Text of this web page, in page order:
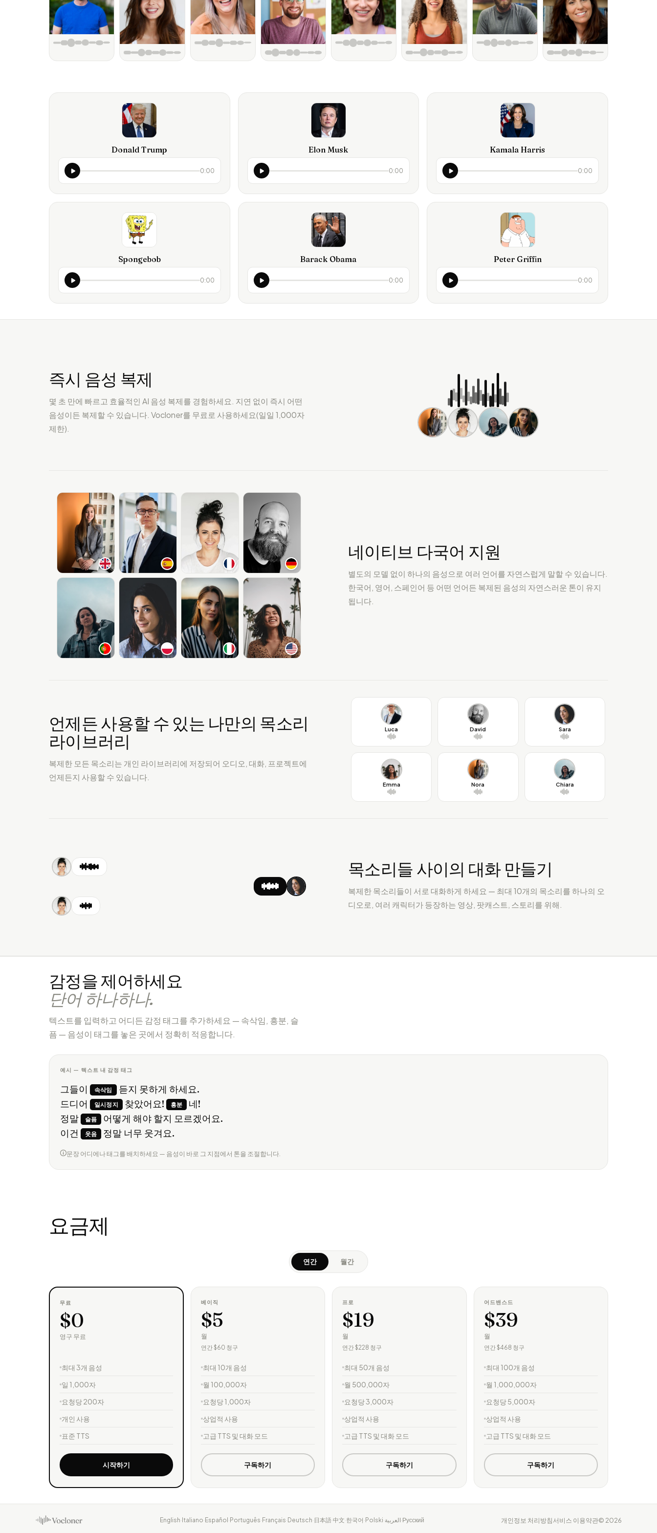
Donald Trump
0:00
Elon Musk
0:00
Kamala Harris
0:00
Spongebob
0:00
Barack Obama
0:00
Peter Griffin
0:00
즉시 음성 복제
몇 초 만에 빠르고 효율적인 AI 음성 복제를 경험하세요. 지연 없이 즉시 어떤
음성이든 복제할 수 있습니다. Vocloner를 무료로 사용하세요(일일 1,000자
제한).
네이티브 다국어 지원
별도의 모델 없이 하나의 음성으로 여러 언어를 자연스럽게 말할 수 있습니다.
한국어, 영어, 스페인어 등 어떤 언어든 복제된 음성의 자연스러운 톤이 유지
됩니다.
언제든 사용할 수 있는 나만의 목소리
라이브러리
복제한 모든 목소리는 개인 라이브러리에 저장되어 오디오, 대화, 프로젝트에
언제든지 사용할 수 있습니다.
Luca David Sara
Emma Nora Chiara
목소리들 사이의 대화 만들기
복제한 목소리들이 서로 대화하게 하세요 — 최대 10개의 목소리를 하나의 오
디오로, 여러 캐릭터가 등장하는 영상, 팟캐스트, 스토리를 위해.
감정을 제어하세요
단어 하나하나.
텍스트를 입력하고 어디든 감정 태그를 추가하세요 — 속삭임, 흥분, 슬
픔 — 음성이 태그를 놓은 곳에서 정확히 적응합니다.
예시 — 텍스트 내 감정 태그
그들이 속삭임
듣지 못하게 하세요.
드디어
일시정지 찾았어요! 흥분
네!
정말
슬픔
어떻게 해야 할지 모르겠어요.
이건
웃음 정말 너무 웃겨요.
문장 어디에나 태그를 배치하세요 — 음성이 바로 그 지점에서 톤을 조절합니다.
요금제
연간 월간
무료
$0
영구 무료
최대 3개 음성
일 1,000자
요청당 200자
개인 사용
표준 TTS
시작하기
베이직
$5
월
연간 $60 청구
최대 10개 음성
월 100,000자
요청당 1,000자
상업적 사용
고급 TTS 및 대화 모드
구독하기
프로
$19
월
연간 $228 청구
최대 50개 음성
월 500,000자
요청당 3,000자
상업적 사용
고급 TTS 및 대화 모드
구독하기
어드밴스드
$39
월
연간 $468 청구
최대 100개 음성
월 1,000,000자
요청당 5,000자
상업적 사용
고급 TTS 및 대화 모드
구독하기
English· Italiano· Español · Português· Français· Deutsch· 日本語·中文·한국어 · Polski·العربية·Русский 개인정보 처리방침서비스 이용약관© 2026